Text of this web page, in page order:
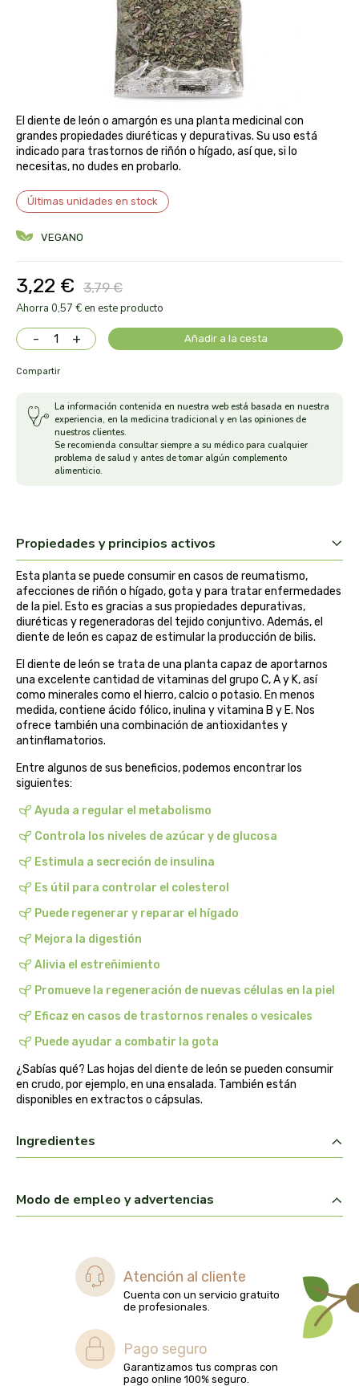
El diente de león o amargón es una planta medicinal con
grandes propiedades diuréticas y depurativas. Su uso está
indicado para trastornos de riñón o hígado, así que, si lo
necesitas, no dudes en probarlo.
Últimas unidades en stock
VEGANO
3,22 € 3,79 €
Ahorra 0,57 € en este producto
- + Añadir a la cesta
Compartir
La información contenida en nuestra web está basada en nuestra
experiencia, en la medicina tradicional y en las opiniones de
nuestros clientes.
Se recomienda consultar siempre a su médico para cualquier
problema de salud y antes de tomar algún complemento
alimenticio.
Propiedades y principios activos
Esta planta se puede consumir en casos de reumatismo,
afecciones de riñón o hígado, gota y para tratar enfermedades
de la piel. Esto es gracias a sus propiedades depurativas,
diuréticas y regeneradoras del tejido conjuntivo. Además, el
diente de león es capaz de estimular la producción de bilis.
El diente de león se trata de una planta capaz de aportarnos
una excelente cantidad de vitaminas del grupo C, A y K, así
como minerales como el hierro, calcio o potasio. En menos
medida, contiene ácido fólico, inulina y vitamina B y E. Nos
ofrece también una combinación de antioxidantes y
antinflamatorios.
Entre algunos de sus beneficios, podemos encontrar los
siguientes:
Ayuda a regular el metabolismo
Controla los niveles de azúcar y de glucosa
Estimula a secreción de insulina
Es útil para controlar el colesterol
Puede regenerar y reparar el hígado
Mejora la digestión
Alivia el estreñimiento
Promueve la regeneración de nuevas células en la piel
Eficaz en casos de trastornos renales o vesicales
Puede ayudar a combatir la gota
¿Sabías qué? Las hojas del diente de león se pueden consumir
en crudo, por ejemplo, en una ensalada. También están
disponibles en extractos o cápsulas.
Ingredientes
Modo de empleo y advertencias
Atención al cliente
Cuenta con un servicio gratuito
de profesionales.
Pago seguro
Garantizamos tus compras con
pago online 100% seguro.
antiox y nutricosmética
hormonal y salud sexual
vías urinarias y próstata
vista y oídos
protección solar y mosquitos
diy cremas caseras
maquillaje
conservas, patés y sopas
aloe pura laboratorios
alta pasticceria italiana
amandin
amapola
anae
armonia
arnidol
artemis
arteoliva
auma adhy
bach original
banban
bauck hof
bellsola
belsi
ben&anna
biarritz
bifemme
biobel
biobio
biofloral
biokap
biolasi
brinkers food
cal valls
calmmabis